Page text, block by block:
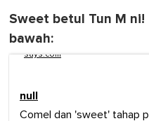
Sweet betul Tun M ni!
bawah:
says.com
null
Comel dan 'sweet' tahap